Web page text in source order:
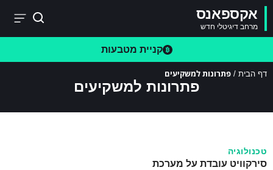
אקספאנס
מרחב דיגיטלי חדש
קניית מטבעות
דף הבית / פתרונות למשקיעים
פתרונות למשקיעים
טכנולוגיה
סירקוויט עובדת על מערכת